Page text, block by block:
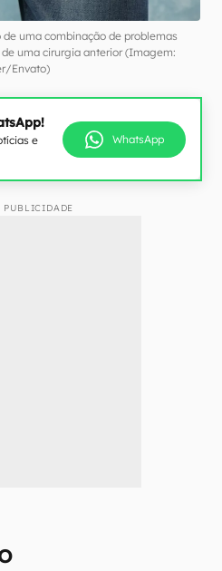
uma combinação de problemas
uma cirurgia anterior (Imagem:
Envato)
e
WhatsApp
PUBLICIDADE